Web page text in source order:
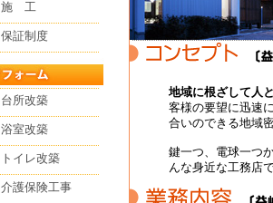
施 工
保証制度
台所改築
浴室改築
トイレ改築
介護保険工事
地域に根ざして人
客様の要望に迅速
合いのできる地域
鍵一つ、電球一つ
んな身近な工務店